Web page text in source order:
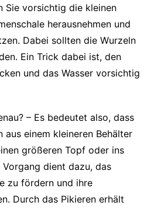
Sie vorsichtig die kleinen
herausnehmen und
Dabei sollten die Wurzeln
Ein Trick dabei ist, den
und das Wasser vorsichtig
– Es bedeutet also, dass
aus einem kleineren Behälter
größeren Topf oder ins
dient dazu, das
zu fördern und ihre
Durch das Pikieren erhält